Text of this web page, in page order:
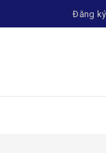
Đăng ký